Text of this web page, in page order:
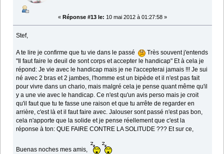
« Réponse #13 le: 10 mai 2012 à 01:27:58 »
Stef,
A te lire je confirme que tu vie dans le passé
Très souvent j'entends
"Il faut faire le deuil de sont corps et accepter le handicap" Et à cela je
répond: Je vie avec le handicap mais je ne l'accepterai jamais !!! Je sui
né avec 2 bras et 2 jambes, l'homme est un bipède et il n'est pas fait
pour vivre dans un chario, mais malgré cela je pense quant même qu'il
y a une vie avec le handicap. Ce n'est qu'un avis perso mais je croit
qu'il faut que tu te fasse une raison et que tu arrête de regarder en
arrière, c'est là et il faut faire avec. Jalouser sont passé n'est pas bon,
cela n'apporte que la solide et je pense réellement que c'est la
réponse à ton: QUE FAIRE CONTRE LA SOLITUDE ??? Et sur ce,
Buenas noches mes amis,